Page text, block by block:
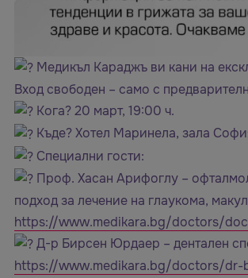
Медикъл Караджъ ви кани на
Вход свободен – само с
Кога? 20 март, 19:00 ч.
Къде? Хотел Маринела, зала
Специални гости:
Проф. Хасан Арифоглу –
подход за лечение на глаукома,
https://www.medikara.bg/doctors/
Д-р Бирсен Юрдаер – дентален
https://www.medikara.bg/doctors/dr-